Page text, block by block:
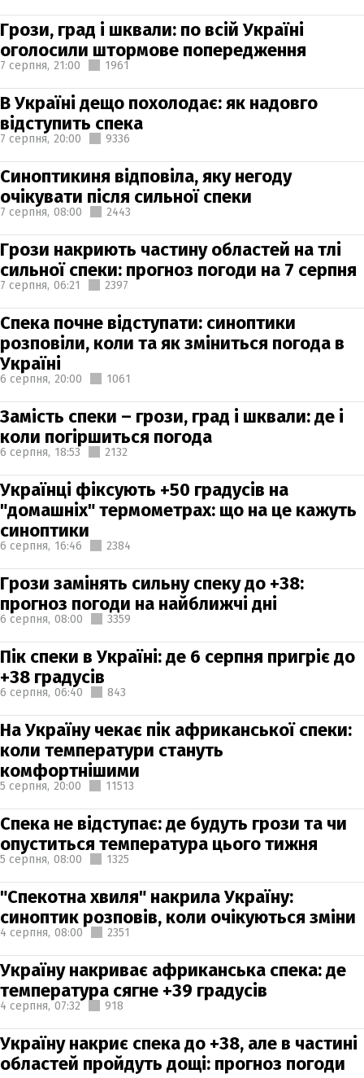
Грози, град і шквали: по всій Україні
оголосили штормове попередження
7 серпня, 21:00 1961
В Україні дещо похолодає: як надовго
відступить спека
7 серпня, 20:00 9336
Синоптикиня відповіла, яку негоду
очікувати після сильної спеки
7 серпня, 08:00 2443
Грози накриють частину областей на тлі
сильної спеки: прогноз погоди на 7 серпня
7 серпня, 06:21 2397
Спека почне відступати: синоптики
розповіли, коли та як зміниться погода в
Україні
6 серпня, 20:00 1061
Замість спеки – грози, град і шквали: де і
коли погіршиться погода
6 серпня, 18:53 2132
Українці фіксують +50 градусів на
"домашніх" термометрах: що на це кажуть
синоптики
6 серпня, 16:46 2384
Грози замінять сильну спеку до +38:
прогноз погоди на найближчі дні
6 серпня, 08:00 3359
Пік спеки в Україні: де 6 серпня пригріє до
+38 градусів
6 серпня, 06:40 843
На Україну чекає пік африканської спеки:
коли температури стануть
комфортнішими
5 серпня, 20:00 11513
Спека не відступає: де будуть грози та чи
опуститься температура цього тижня
5 серпня, 08:00 1325
"Спекотна хвиля" накрила Україну:
синоптик розповів, коли очікуються зміни
4 серпня, 08:00 2351
Україну накриває африканська спека: де
температура сягне +39 градусів
4 серпня, 07:32 918
Україну накриє спека до +38, але в частині
областей пройдуть дощі: прогноз погоди